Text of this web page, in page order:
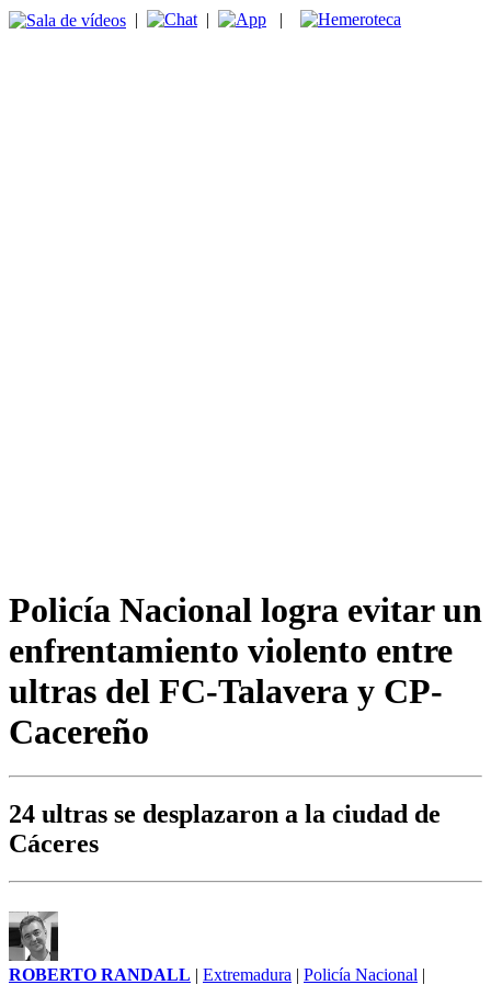
| | |
Policía Nacional logra evitar un
enfrentamiento violento entre
ultras del FC-Talavera y CP-
Cacereño
24 ultras se desplazaron a la ciudad de
Cáceres
ROBERTO RANDALL | Extremadura | Policía Nacional |